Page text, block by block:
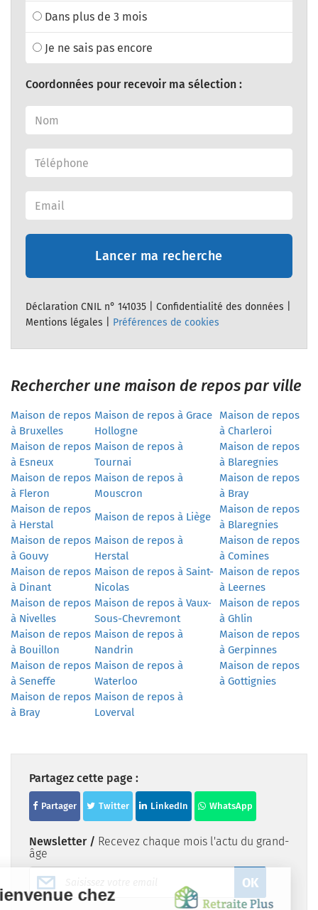
Dans plus de 3 mois
Je ne sais pas encore
Coordonnées pour recevoir ma sélection :
Lancer ma recherche
Déclaration CNIL n° 141035 | Confidentialité des données
Mentions légales
Préférences de cookies
Rechercher une maison de repos par ville
Maison de repos
à Bruxelles
Maison de repos à Grace
Hollogne
Maison de repos
à Charleroi
Maison de repos
à Esneux
Maison de repos à
Tournai
Maison de repos
à Blaregnies
Maison de repos
à Fleron
Maison de repos à
Mouscron
Maison de repos
à Bray
Maison de repos
à Herstal
Maison de repos à Liège
Maison de repos
à Blaregnies
Maison de repos
à Gouvy
Maison de repos à
Herstal
Maison de repos
à Comines
Maison de repos
à Dinant
Maison de repos à Saint-
Nicolas
Maison de repos
à Leernes
Maison de repos
à Nivelles
Maison de repos à Vaux-
Sous-Chevremont
Maison de repos
à Ghlin
Maison de repos
à Bouillon
Maison de repos à
Nandrin
Maison de repos
à Gerpinnes
Maison de repos
à Seneffe
Maison de repos à
Waterloo
Maison de repos
à Gottignies
Maison de repos
à Bray
Maison de repos à
Loverval
Partagez cette page :
Partager Twitter LinkedIn WhatsApp
Newsletter / Recevez chaque mois l'actu du grand-
âge
OK